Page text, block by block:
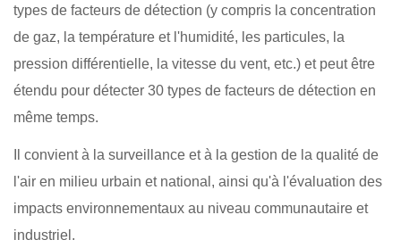
types de facteurs de détection (y compris la concentration
de gaz, la température et l'humidité, les particules, la
pression différentielle, la vitesse du vent, etc.) et peut être
étendu pour détecter 30 types de facteurs de détection en
même temps.
Il convient à la surveillance et à la gestion de la qualité de
l'air en milieu urbain et national, ainsi qu'à l'évaluation des
impacts environnementaux au niveau communautaire et
industriel.